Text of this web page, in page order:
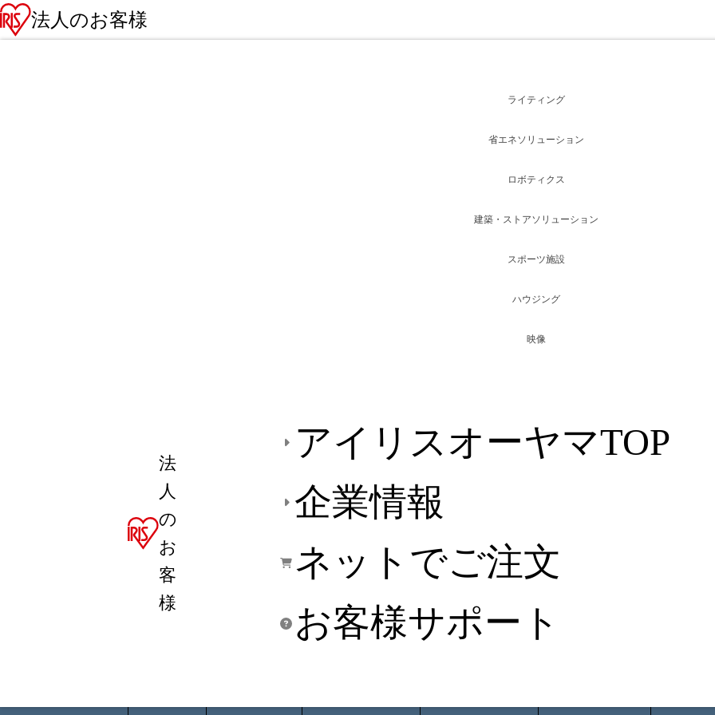
法人のお客様
法
人
の
お
客
様
アイリスオーヤマTOP
企業情報
ネットでご注文
お客様サポート
ライティング
省エネソリューション
ロボティクス
建築・ストアソリューション
スポーツ施設
ハウジング
映像